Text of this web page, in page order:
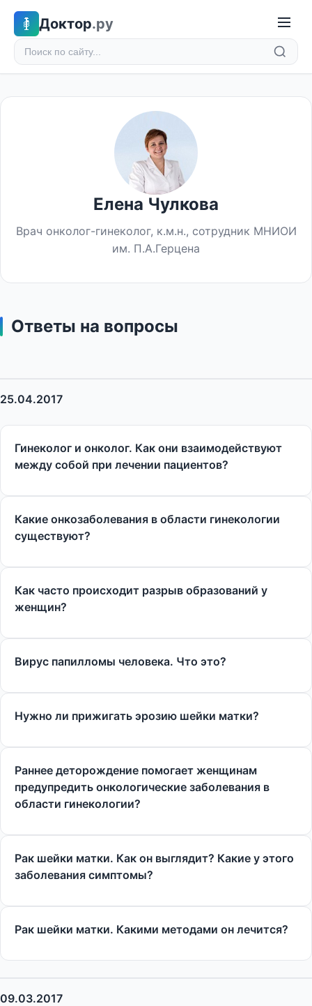
Доктор.ру
Елена Чулкова
Врач онколог-гинеколог, к.м.н., сотрудник МНИОИ
им. П.А.Герцена
Ответы на вопросы
25.04.2017
Гинеколог и онколог. Как они взаимодействуют
между собой при лечении пациентов?
Какие онкозаболевания в области гинекологии
существуют?
Как часто происходит разрыв образований у
женщин?
Вирус папилломы человека. Что это?
Нужно ли прижигать эрозию шейки матки?
Раннее деторождение помогает женщинам
предупредить онкологические заболевания в
области гинекологии?
Рак шейки матки. Как он выглядит? Какие у этого
заболевания симптомы?
Рак шейки матки. Какими методами он лечится?
09.03.2017